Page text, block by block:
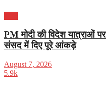
PM मोदी की विदेश यात्राओं
संसद में दिए पूरे आंकड़े
August 7, 2026
5.9k